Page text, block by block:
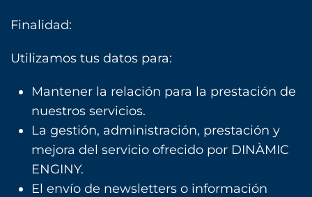
Finalidad:
Utilizamos tus datos para:
Mantener la relación para la prestación de
nuestros servicios.
La gestión, administración, prestación y
mejora del servicio ofrecido por DINÀMIC
ENGINY.
El envío de newsletters o información